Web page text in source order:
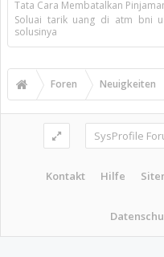
Tata Cara Membatalkan
Soluai tarik uang di atm bni
solusinya
Foren Neuigkeiten
SysProfile
Kontakt Hilfe